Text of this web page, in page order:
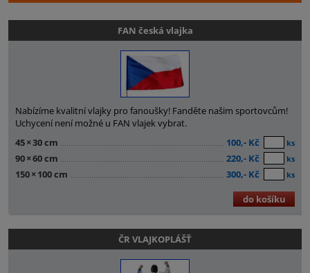
FAN česká vlajka
Nabízíme kvalitní vlajky pro fanoušky! Fanděte našim sportovcům!
Uchycení není možné u FAN vlajek vybrat.
45×30 cm 100,- Kč ks
90×60 cm 220,- Kč ks
150× 100 cm 300,- Kč ks
do košíku
ČR VLAJKOPLÁŠŤ